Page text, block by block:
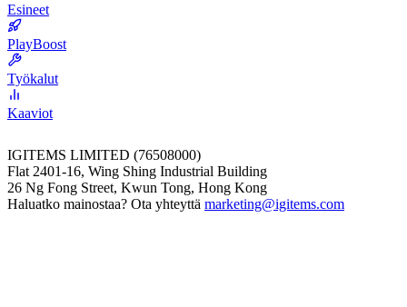
Esineet
PlayBoost
Työkalut
Kaaviot
IGITEMS LIMITED (76508000)
Flat 2401-16, Wing Shing Industrial Building
26 Ng Fong Street, Kwun Tong, Hong Kong
Haluatko mainostaa? Ota yhteyttä marketing@igitems.com